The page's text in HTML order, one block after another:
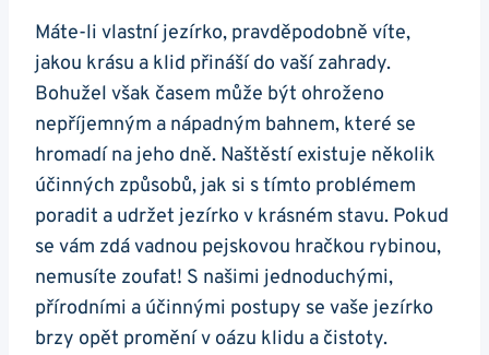
Máte-li vlastní‌ jezírko, pravděpodobně ⁤víte,
jakou krásu a klid přináší⁢ do vaší ‍zahrady.
‌Bohužel však časem může být ohroženo
nepříjemným⁢ a nápadným bahnem, které se
⁢hromadí na jeho dně. Naštěstí existuje ⁣několik
účinných způsobů, jak si s tímto problémem
poradit a udržet jezírko v krásném ​stavu. Pokud
se vám zdá⁤ vadnou‍ pejskovou hračkou rybinou,​
nemusíte​ zoufat! ⁤S našimi jednoduchými,
přírodními a účinnými ⁣postupy se vaše jezírko ​
brzy opět promění v⁣ oázu klidu a ⁢čistoty.